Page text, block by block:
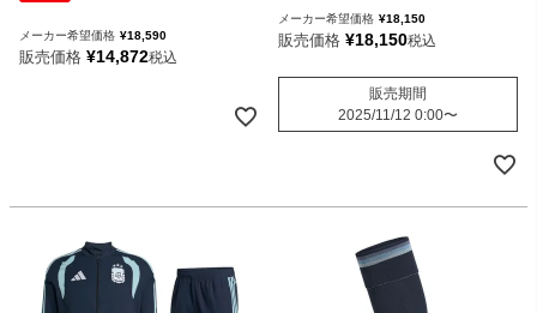
メーカー希望価格 ¥18,590
販売価格 ¥14,872税込
メーカー希望価格 ¥18,150
販売価格 ¥18,150税込
販売期間
2025/11/12 0:00〜